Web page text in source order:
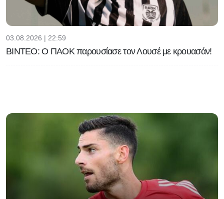
03.08.2026 | 22:59
ΒΙΝΤΕΟ: Ο ΠΑΟΚ παρουσίασε τον Λουσέ με κρουασάν!